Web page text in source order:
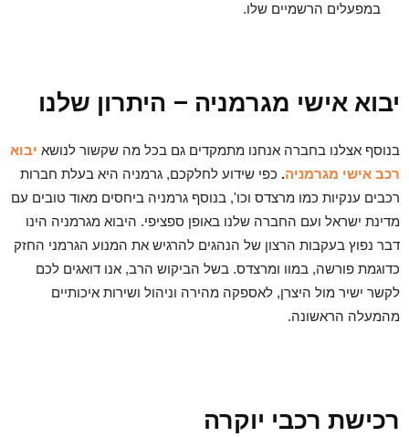
במפעלים הרשמיים שלו.
יבוא אישי מגרמניה – היתרון שלנו
בנוסף אצלנו בחברה אנחנו מתמקדים גם בכל מה שקשור לנושא יבוא
רכב אישי מגרמניה. כפי שידוע לחלקכם, גרמניה היא בעלת חברות
רכבים ענקיות כמו מרצדס וכו', בנוסף גרמניה ביחסים מאוד טובים עם
מדינת ישראל ועם החברה שלנו באופן ספציפי. היבוא מגרמניה הינו
דבר נפוץ בעקבות הרצון של הנהגים להרגיש את המנוע הגרמני החזק
כדוגמת פורשה, במוו ומרצדס. בשל הביקוש הרב, אנו דואגים לכם
לקשר ישיר מול היצרן, לאספקה מהירה וניהול ושירות איכותיים
מהמעלה הראשונה.
רכישת רכבי יוקרה